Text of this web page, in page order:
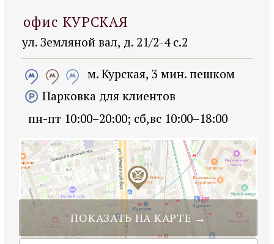
Парковка в ТЦ Киевский
ЗАПИСАТЬСЯ→
ПОКАЗАТЬ НА КАРТЕ →
пн-пт 10:00–20:00; сб 10:00–18:00